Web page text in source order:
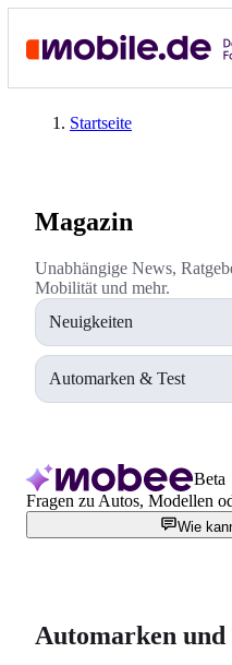
Startseite
Magazin
Unabhängige News,
Mobilität und mehr.
Neuigkeiten
Automarken & Test
Beta
Fragen zu Autos, Modellen
Wie
Automarken und